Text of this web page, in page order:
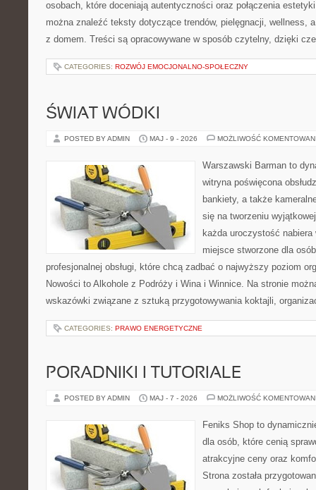
osobach, które doceniają autentyczności oraz połączenia
można znaleźć teksty dotyczące trendów, pielęgnacji, wellness,
z domem. Treści są opracowywane w sposób czytelny, dzięki
CATEGORIES: ROZWÓJ EMOCJONALNO-SPOŁECZNY
ŚWIAT WÓDKI
POSTED BY ADMIN MAJ - 9 - 2026 MOŻLIWOŚĆ
Warszawski Barman to
witryna poświęcona
bankiety, a także
się na tworzeniu
każda uroczystość
miejsce stworzone dla
profesjonalnej obsługi, które chcą zadbać o najwyższy poziom
Nowości to Alkohole z Podróży i Wina i Winnice. Na stronie
wskazówki związane z sztuką przygotowywania koktajli,
CATEGORIES: PRAWO ENERGETYCZNE
PORADNIKI I TUTORIALE
POSTED BY ADMIN MAJ - 7 - 2026 MOŻLIWOŚĆ
Feniks Shop to
dla osób, które cenią
atrakcyjne ceny oraz
Strona została